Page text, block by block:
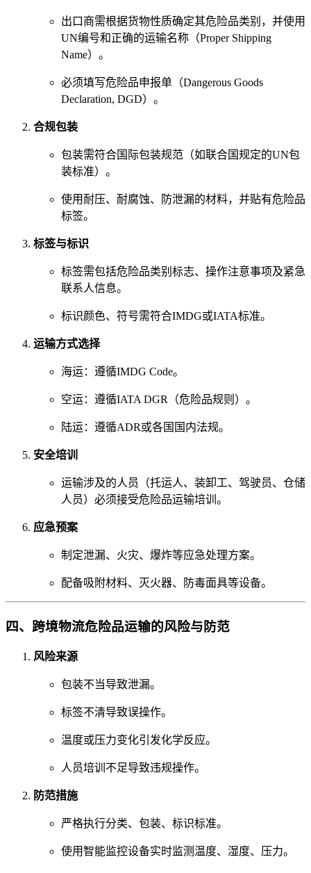
出口商需根据货物性质确定其危险品类别，并使用
UN编号和正确的运输名称（Proper Shipping
Name）。
必须填写危险品申报单（Dangerous Goods
Declaration, DGD）。
合规包装
包装需符合国际包装规范（如联合国规定的UN包
装标准）。
使用耐压、耐腐蚀、防泄漏的材料，并贴有危险品
标签。
标签与标识
标签需包括危险品类别标志、操作注意事项及紧急
联系人信息。
标识颜色、符号需符合IMDG或IATA标准。
运输方式选择
海运：遵循IMDG Code。
空运：遵循IATA DGR（危险品规则）。
陆运：遵循ADR或各国国内法规。
安全培训
运输涉及的人员（托运人、装卸工、驾驶员、仓储
人员）必须接受危险品运输培训。
应急预案
制定泄漏、火灾、爆炸等应急处理方案。
配备吸附材料、灭火器、防毒面具等设备。
四、跨境物流危险品运输的风险与防范
风险来源
包装不当导致泄漏。
标签不清导致误操作。
温度或压力变化引发化学反应。
人员培训不足导致违规操作。
防范措施
严格执行分类、包装、标识标准。
使用智能监控设备实时监测温度、湿度、压力。